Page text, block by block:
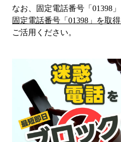
なお、固定電話番号「 01398
固定電話番号「 01398 」を取
ご活用ください。